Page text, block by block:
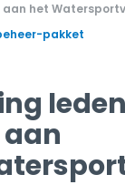
aan het
pakket